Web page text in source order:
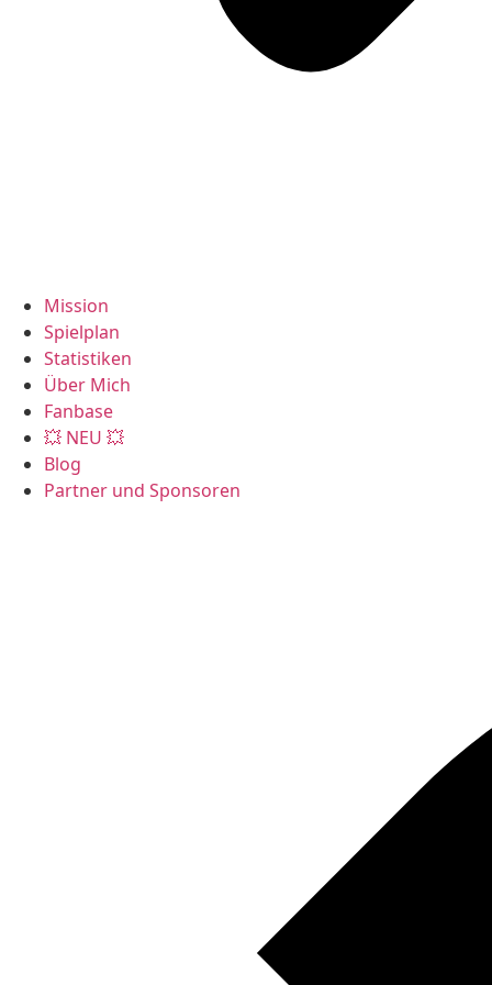
Mission
Spielplan
Statistiken
Über Mich
Fanbase
💥 NEU 💥
Blog
Partner und Sponsoren